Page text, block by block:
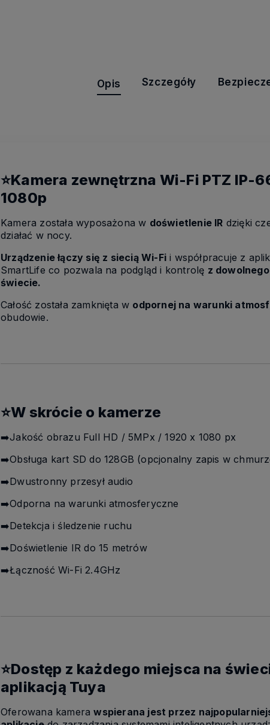
Opis Szczegóły
⭐Kamera zewnętrzna Wi-Fi PTZ IP-
1080p
Kamera została wyposażona w doświetlenie IR dzięki
działać w nocy.
Urządzenie łączy się z siecią Wi-Fi i współpracuje z
SmartLife co pozwala na podgląd i kontrolę z
świecie.
Całość została zamknięta w odpornej na warunki
obudowie.
⭐W skrócie o kamerze
➡️Jakość obrazu Full HD / 5MPx / 1920 x 1080 px
➡️Obsługa kart SD do 128GB (opcjonalny zapis w
➡️Dwustronny przesył audio
➡️Odporna na warunki atmosferyczne
➡️Detekcja i śledzenie ruchu
➡️Doświetlenie IR do 15 metrów
➡️Łączność Wi-Fi 2.4GHz
⭐Dostęp z każdego miejsca na
aplikacją Tuya
Oferowana kamerawspierana jest przez